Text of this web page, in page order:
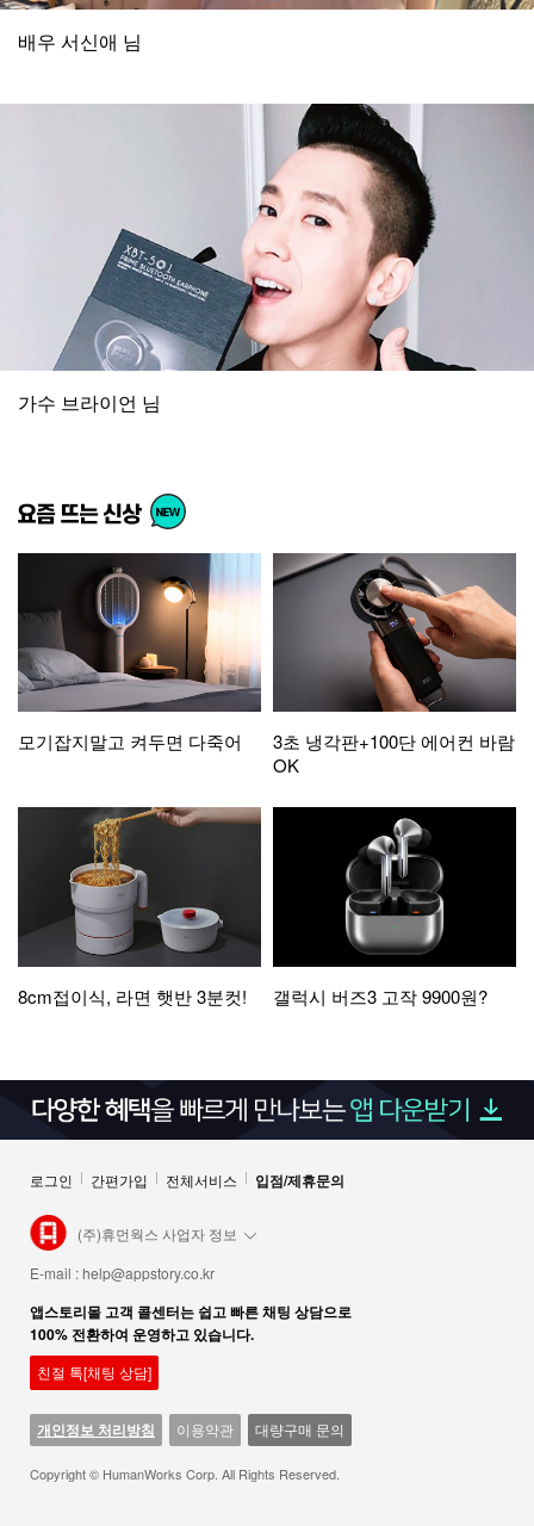
배우 서신애 님
가수 브라이언 님
모기잡지말고 켜두면 다죽어
3초 냉각판+100단 에어컨 바람
OK
8cm접이식, 라면 햇반 3분컷! 갤럭시 버즈3 고작 9900원?
로그인 간편가입 전체서비스 입점/제휴문의
(주)휴먼웍스 사업자 정보
E-mail :help@appstory.co.kr
앱스토리몰 고객 콜센터는 쉽고 빠른 채팅 상담으로
100% 전환하여 운영하고 있습니다.
친절 톡[채팅 상담]
개인정보 처리방침 이용약관 대량구매 문의
Copyright © HumanWorks Corp. All Rights Reserved.